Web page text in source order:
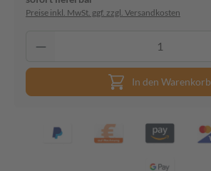
Preise inkl. MwSt. ggf. zzgl. Versandkosten
In den Warenkorb